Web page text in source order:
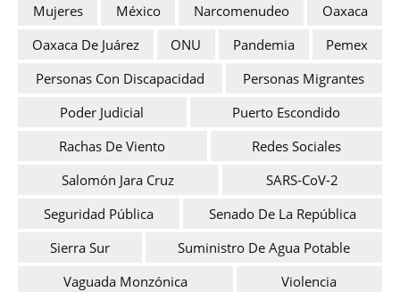
Mujeres
México Narcomenudeo
Oaxaca
Oaxaca De Juárez
ONU Pandemia
Pemex
Personas Con Discapacidad
Personas Migrantes
Poder Judicial
Puerto Escondido
Rachas De Viento
Redes Sociales
Salomón Jara Cruz
SARS-CoV-2
Seguridad Pública
Senado De La República
Sierra Sur
Suministro De Agua Potable
Vaguada Monzónica
Violencia